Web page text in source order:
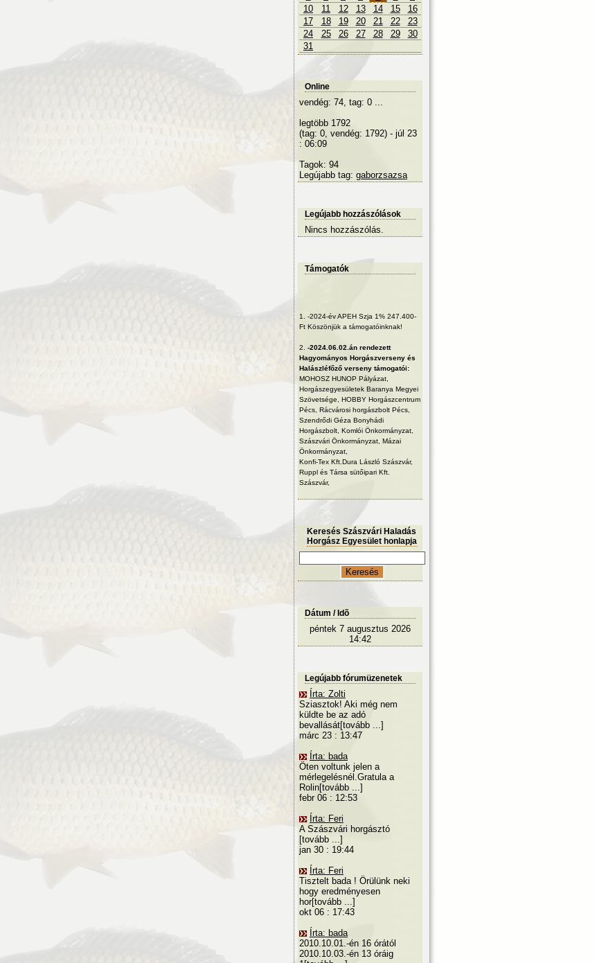
10
11 12 13 14 15
16
17
18 19 20 21 22
23
24
25 26 27 28 29
30
31
Online
vendég: 74, tag: 0 ...
legtöbb 1792
(tag: 0, vendég: 1792) - júl 23
: 06:09
Tagok: 94
Legújabb tag: gaborzsazsa
Legújabb hozzászólások
Nincs hozzászólás.
Támogatók
1.
-2024-év APEH Szja 1% 247.400-
Ft Köszönjük a támogatóinknak!
2.
-2024.06.02.án rendezett
Hagyományos Horgászverseny és
Halászléfőző verseny támogatói:
MOHOSZ HUNOP Pályázat,
Horgászegyesületek Baranya Megyei
Szövetsége, HOBBY Horgászcentrum
Pécs, Rácvárosi horgászbolt Pécs,
Szendrődi Géza Bonyhádi
Horgászbolt, Komlói Önkormányzat,
Szászvári Önkormányzat, Mázai
Önkormányzat,
Konfi-Tex Kft.Dura László Szászvár,
Ruppl és Társa sütőipari Kft.
Szászvár,
Keresés Szászvári Haladás
Horgász Egyesület honlapja
Dátum / Idõ
péntek 7 augusztus 2026
14:42
Legújabb fórumüzenetek
Írta: Zolti
Sziasztok! Aki még nem
küldte be az adó
bevallását[tovább ...]
márc 23 : 13:47
Írta: bada
Öten voltunk jelen a
mérlegelésnél.Gratula a
Rolin[tovább ...]
febr 06 : 12:53
Írta: Feri
A Szászvári horgásztó
[tovább ...]
jan 30 : 19:44
Írta: Feri
Tisztelt bada ! Örülünk neki
hogy eredményesen
hor[tovább ...]
okt 06 : 17:43
Írta: bada
2010.10.01.-én 16 órától
2010.10.03.-én 13 óráig